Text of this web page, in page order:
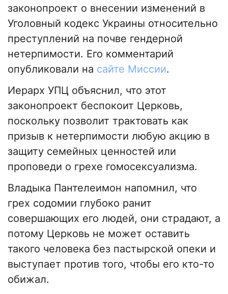
законопроект о внесении изменений в
Уголовный кодекс Украины относительно
преступлений на почве гендерной
нетерпимости. Его комментарий
опубликовали на сайте Миссии.
Иерарх УПЦ объяснил, что этот
законопроект беспокоит Церковь,
поскольку позволит трактовать как
призыв к нетерпимости любую акцию в
защиту семейных ценностей или
проповеди о грехе гомосексуализма.
Владыка Пантелеимон напомнил, что
грех содомии глубоко ранит
совершающих его людей, они страдают, а
потому Церковь не может оставить
такого человека без пастырской опеки и
выступает против того, чтобы его кто-то
обижал.